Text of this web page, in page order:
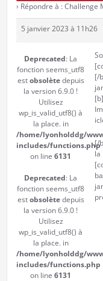
› Répondre à : Challenge
5 janvier 2023 à 11h26
Deprecated: La
fonction seems_utf8
estobsolètedepuis
la version 6.9.0 !
Utilisez
wp_is_valid_utf8() à
la place. in
/home/lyonholddg/
includes/functions.php
on line 6131
Deprecated: La
fonction seems_utf8
estobsolètedepuis
la version 6.9.0 !
Utilisez
wp_is_valid_utf8() à
la place. in
/home/lyonholddg/
includes/functions.php
on line 6131
[/
[b]
[/
la